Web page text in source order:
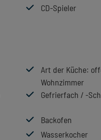
CD-Spieler
Art der Küche:
Wohnzimmer
Gefrierfach / -
Backofen
Wasserkocher